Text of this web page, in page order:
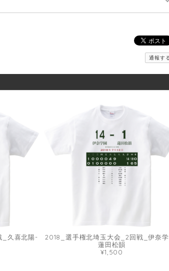
通報す
_久喜北陽-
2018_選手権北埼玉大会_2回戦_伊奈
蓮田松韻
¥1,500